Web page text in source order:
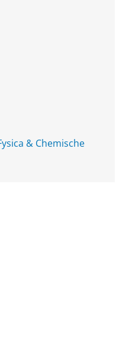
& Chemische